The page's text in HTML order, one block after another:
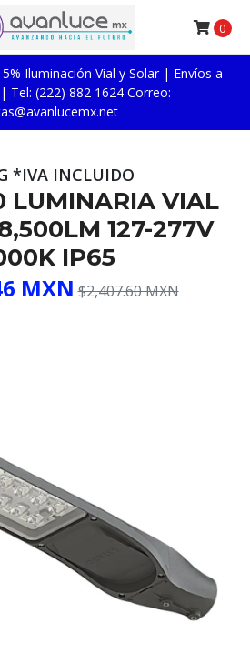
Iluminación Vial y Solar | Envíos a
Tel: (222) 882 1624 Correo:
0
*IVA INCLUIDO
LUMINARIA VIAL
127-277V
IP65
MXN $2,407.60 MXN